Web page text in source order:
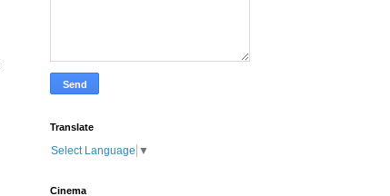
Translate
Select Language ▼
Cinema